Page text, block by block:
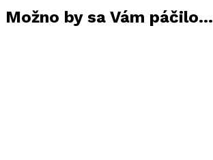
Možno by sa Vám páčilo…